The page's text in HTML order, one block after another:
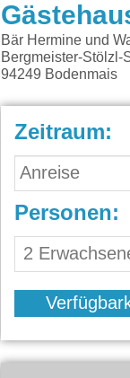
Bär Hermine und
Bergmeister-Stölzl-
94249 Bodenmais
Zeitraum:
Personen: